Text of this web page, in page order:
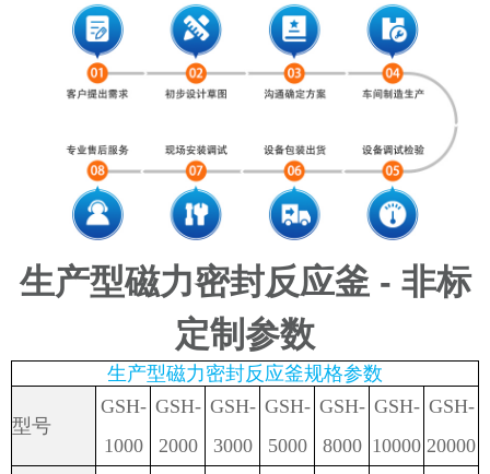
生产型磁力密封反应釜 - 非标
定制参数
生产型磁力密封反应釜规格参数
型号
GSH-
1000
GSH-
2000
GSH-
3000
GSH-
5000
GSH-
8000
GSH-
10000
GSH-
20000